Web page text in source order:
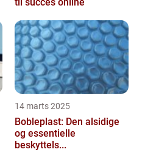
14 marts 2025
Bobleplast: Den alsidige
og essentielle
beskyttels...